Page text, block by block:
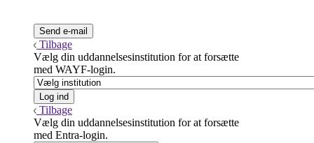
Tilbage
Vælg din uddannelsesinstitution for at forsætte
med WAYF-login.
Tilbage
Vælg din uddannelsesinstitution for at forsætte
med Entra-login.